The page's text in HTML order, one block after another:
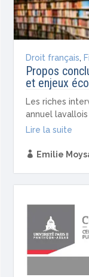
Droit français,
Propos
et enjeux
Les riches
annuel lavallois
Lire la suite
 Emilie